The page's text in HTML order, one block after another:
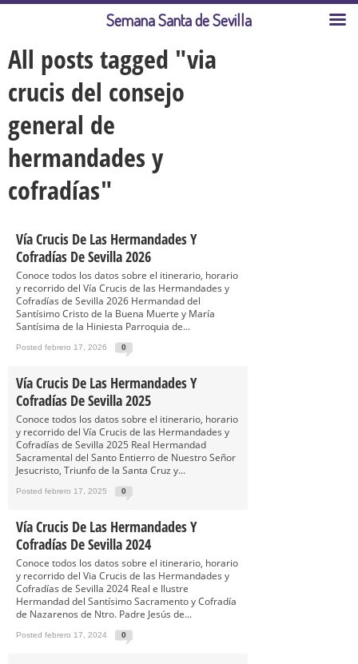
All posts tagged "via
crucis del consejo
general de
hermandades y
cofradías"
Vía Crucis De Las Hermandades Y
Cofradías De Sevilla 2026
Conoce todos los datos sobre el itinerario, horario
y recorrido del Vía Crucis de las Hermandades y
Cofradías de Sevilla 2026 Hermandad del
Santísimo Cristo de la Buena Muerte y María
Santísima de la Hiniesta Parroquia de...
Posted febrero 17, 2026 0
Vía Crucis De Las Hermandades Y
Cofradías De Sevilla 2025
Conoce todos los datos sobre el itinerario, horario
y recorrido del Vía Crucis de las Hermandades y
Cofradías de Sevilla 2025 Real Hermandad
Sacramental del Santo Entierro de Nuestro Señor
Jesucristo, Triunfo de la Santa Cruz y...
Posted febrero 17, 2025 0
Vía Crucis De Las Hermandades Y
Cofradías De Sevilla 2024
Conoce todos los datos sobre el itinerario, horario
y recorrido del Via Crucis de las Hermandades y
Cofradías de Sevilla 2024 Real e Ilustre
Hermandad del Santísimo Sacramento y Cofradía
de Nazarenos de Ntro. Padre Jesús de...
Posted febrero 17, 2024 0
Semana Santa de Sevilla